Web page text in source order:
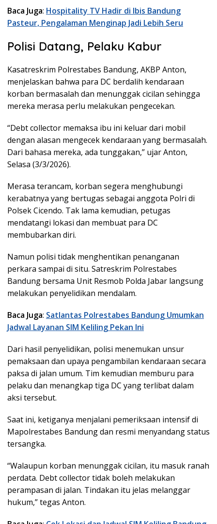
Baca Juga: Hospitality TV Hadir di Ibis Bandung
Pasteur, Pengalaman Menginap Jadi Lebih Seru
Polisi Datang, Pelaku Kabur
Kasatreskrim Polrestabes Bandung, AKBP Anton,
menjelaskan bahwa para DC berdalih kendaraan
korban bermasalah dan menunggak cicilan sehingga
mereka merasa perlu melakukan pengecekan.
“Debt collector memaksa ibu ini keluar dari mobil
dengan alasan mengecek kendaraan yang bermasalah.
Dari bahasa mereka, ada tunggakan,” ujar Anton,
Selasa (3/3/2026).
Merasa terancam, korban segera menghubungi
kerabatnya yang bertugas sebagai anggota Polri di
Polsek Cicendo. Tak lama kemudian, petugas
mendatangi lokasi dan membuat para DC
membubarkan diri.
Namun polisi tidak menghentikan penanganan
perkara sampai di situ. Satreskrim Polrestabes
Bandung bersama Unit Resmob Polda Jabar langsung
melakukan penyelidikan mendalam.
Baca Juga: Satlantas Polrestabes Bandung Umumkan
Jadwal Layanan SIM Keliling Pekan Ini
Dari hasil penyelidikan, polisi menemukan unsur
pemaksaan dan upaya pengambilan kendaraan secara
paksa di jalan umum. Tim kemudian memburu para
pelaku dan menangkap tiga DC yang terlibat dalam
aksi tersebut.
Saat ini, ketiganya menjalani pemeriksaan intensif di
Mapolrestabes Bandung dan resmi menyandang status
tersangka.
“Walaupun korban menunggak cicilan, itu masuk ranah
perdata. Debt collector tidak boleh melakukan
perampasan di jalan. Tindakan itu jelas melanggar
hukum,” tegas Anton.